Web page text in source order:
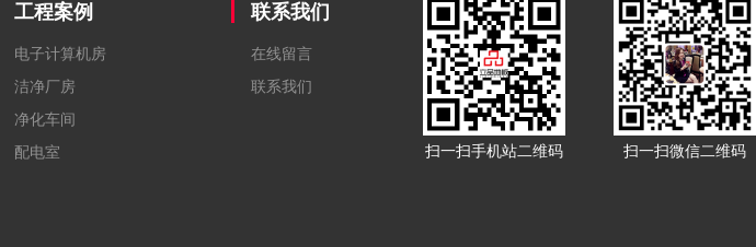
工程案例
电子计算机房
洁净厂房
净化车间
配电室
联系我们
在线留言
联系我们
扫一扫手机站二维码 扫一扫微信二维码